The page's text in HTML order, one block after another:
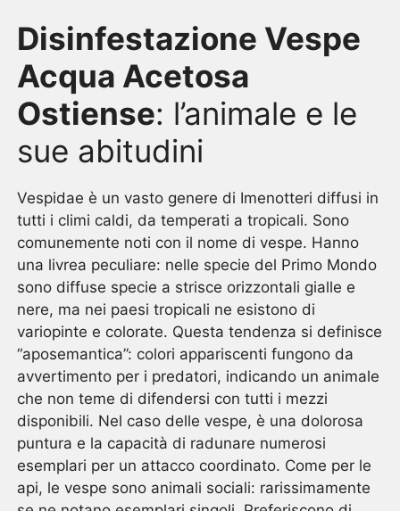
Disinfestazione Vespe
Acqua Acetosa
Ostiense: l’animale e le
sue abitudini
Vespidae è un vasto genere di Imenotteri diffusi in
tutti i climi caldi, da temperati a tropicali. Sono
comunemente noti con il nome di vespe. Hanno
una livrea peculiare: nelle specie del Primo Mondo
sono diffuse specie a strisce orizzontali gialle e
nere, ma nei paesi tropicali ne esistono di
variopinte e colorate. Questa tendenza si definisce
“aposemantica”: colori appariscenti fungono da
avvertimento per i predatori, indicando un animale
che non teme di difendersi con tutti i mezzi
disponibili. Nel caso delle vespe, è una dolorosa
puntura e la capacità di radunare numerosi
esemplari per un attacco coordinato. Come per le
api, le vespe sono animali sociali: rarissimamente